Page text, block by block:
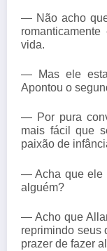
— Não acho
vida.
— Mas ele
Apontou o
— Por pura
mais fácil que
paixão de
— Acha que ele
alguém?
— Acho que
reprimindo seus
prazer de fazer